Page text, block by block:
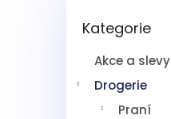
kategorie
Kategorie
Akce a slevy
Drogerie
Praní